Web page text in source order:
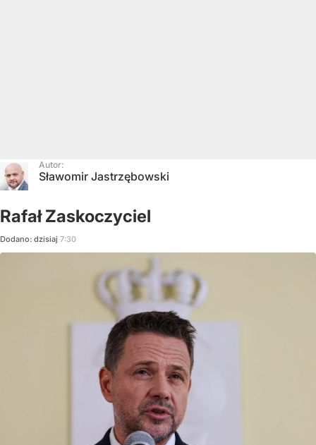
Autor:
Sławomir Jastrzębowski
Rafał Zaskoczyciel
Dodano: dzisiaj 7:30